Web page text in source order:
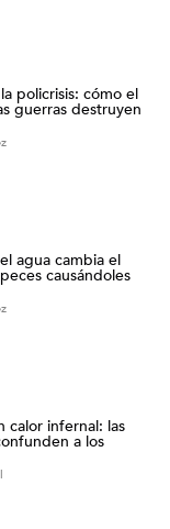
policrisis: cómo el
guerras destruyen
agua cambia el
causándoles
calor infernal: las
a los